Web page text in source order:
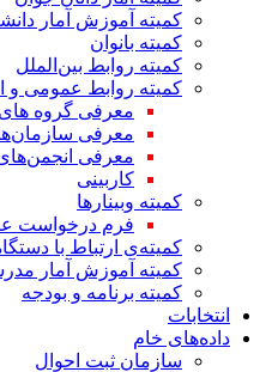
کمیته آموزش آمار
کمیته بانوان
کمیته روابط بین‌الملل
کمیته روابط عمومی و
معرفی گروه
معرفی
معرفی
کاربینی
کمیته وبینارها
فرم درخواست
کمیته‌ی ارتباط با
کمیته آموزش آمار
کمیته برنامه و بودجه
انتخابات
داده‌های خام
سازمان ثبت احوال